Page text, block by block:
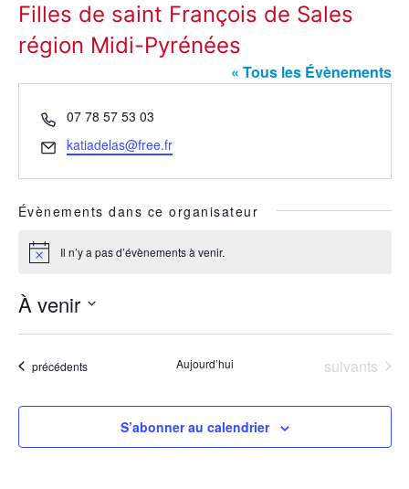
Filles de saint François de Sales
région Midi-Pyrénées
« Tous les Évènements
Téléphone
07 78 57 53 03
Email
katiadelas@free.fr
Évènements dans ce organisateur
Notice Il n’y a pas d’évènements à venir.
À venir
une
Évènements
précédents Aujourd’hui Évènements
suivants
S’abonner au calendrier